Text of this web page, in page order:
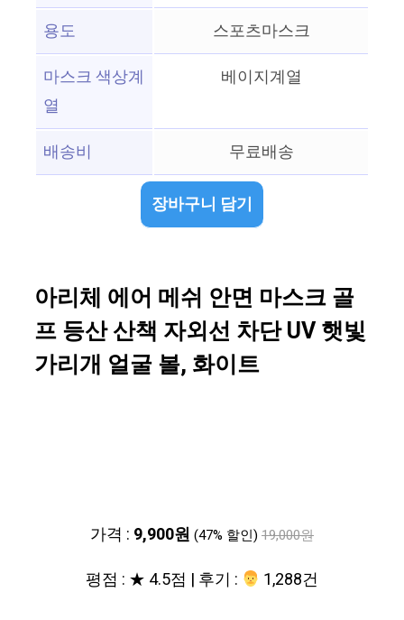
용도
스포츠마스크
마스크 색상계
열
베이지계열
배송비 무료배송
장바구니 담기
아리체 에어 메쉬 안면 마스크 골
프 등산 산책 자외선 차단 UV 햇빛
가리개 얼굴 볼, 화이트
가격 : 9,900원 (47% 할인) 19,000원
평점 : ★ 4.5점 | 후기 : ‍‍ 1,288건